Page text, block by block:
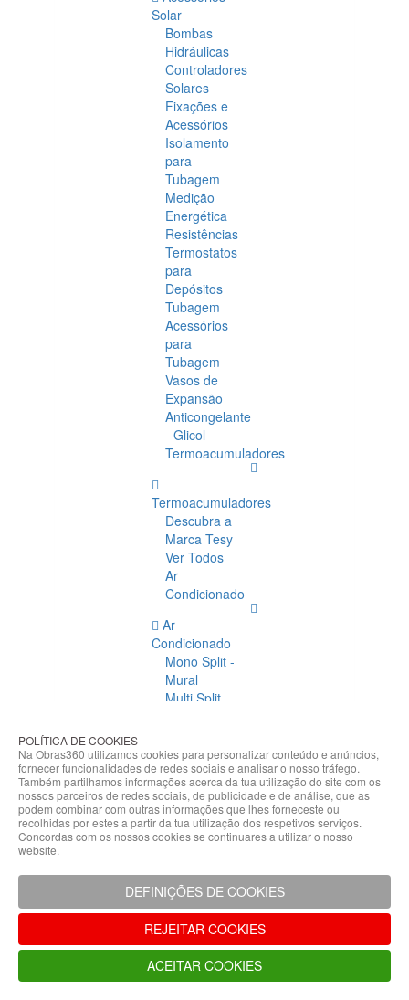
Solar
Bombas
Hidráulicas
Controladores
Solares
Fixações e
Acessórios
Isolamento
para
Tubagem
Medição
Energética
Resistências
Termostatos
para
Depósitos
Tubagem
Acessórios
para
Tubagem
Vasos de
Expansão
Anticongelante
- Glicol
Termoacumuladores
Termoacumuladores
Descubra a
Marca Tesy
Ver Todos
Ar
Condicionado
Ar
Condicionado
Mono Split -
Mural
Multi Split
Condicionado
Acessórios
Climatização
Acessórios
Climatização
Hidráulicas
Controladores
Fixações e
Acessórios
Isolamento
para
Tubagem
POLÍTICA DE COOKIES
Na Obras360 utilizamos cookies para personalizar conteúdo e anúncios,
fornecer funcionalidades de redes sociais e analisar o nosso tráfego.
Também partilhamos informações acerca da tua utilização do site com os
nossos parceiros de redes sociais, de publicidade e de análise, que as
podem combinar com outras informações que lhes forneceste ou
recolhidas por estes a partir da tua utilização dos respetivos serviços.
Concordas com os nossos cookies se continuares a utilizar o nosso
website.
DEFINIÇÕES DE COOKIES
REJEITAR COOKIES
ACEITAR COOKIES